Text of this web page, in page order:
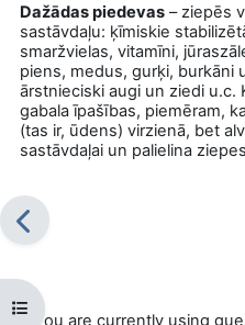
Open course index
Dažādas piedevas – ziepēs
sastāvdaļu: ķīmiskie
smaržvielas, vitamīni,
piens, medus, gurķi, burkāni
ārstnieciski augi un ziedi u.c.
gabala īpašības, piemēram,
(tas ir, ūdens) virzienā, bet
sastāvdaļai un palielina
You are currently using